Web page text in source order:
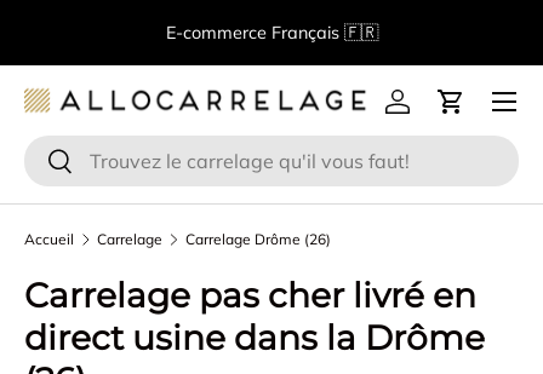
Aller au contenu
E-commerce Français 🇫🇷
Recherche
Rechercher
Se connecter
Panier
Menu
Accueil Carrelage Carrelage Drôme (26)
Carrelage pas cher livré en
direct usine dans la Drôme